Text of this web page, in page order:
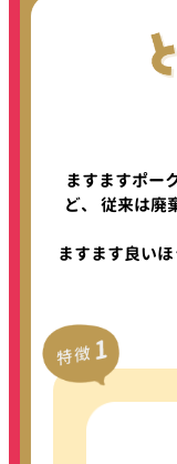
ますますポー
ど、
従来は廃
ますます良い